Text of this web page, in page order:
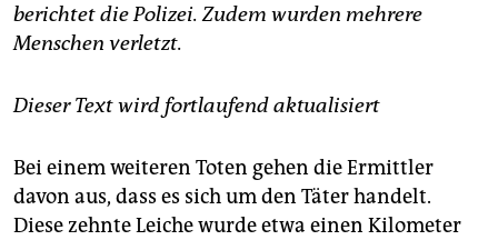
unterstützen
genossenschaft
berichtet die Polizei. Zudem wurden mehrere
Menschen verletzt.
Dieser Text wird fortlaufend aktualisiert
Bei einem weiteren Toten gehen die Ermittler
davon aus, dass es sich um den Täter handelt.
Diese zehnte Leiche wurde etwa einen Kilometer